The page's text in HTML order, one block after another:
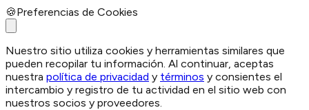
🍪Preferencias de Cookies
Nuestro sitio utiliza cookies y herramientas similares que
pueden recopilar tu información. Al continuar, aceptas
nuestra política de privacidad y términos y consientes el
intercambio y registro de tu actividad en el sitio web con
nuestros socios y proveedores.